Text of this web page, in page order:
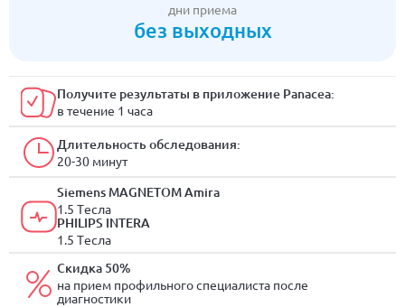
дни приема
без выходных
Получите результаты в приложение Panacea:
в течение 1 часа
Длительность обследования:
20-30 минут
Siemens MAGNETOM Amira
1.5 Tесла
PHILIPS INTERA
1.5 Tесла
Скидка 50%
на прием профильного специалиста после
диагностики